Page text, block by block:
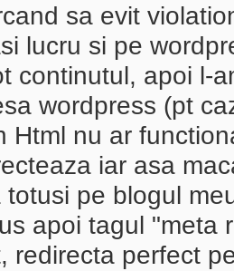
sa evit
lucru si pe
continutul, apoi l-
wordpress (pt
Html nu ar
iar asa
totusi pe blogul
apoi tagul "meta
redirecta perfect